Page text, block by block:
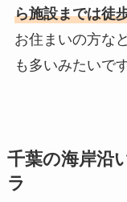
ら施設までは徒
お住まいの方な
も多いみたいで
千葉の海岸沿
ラ